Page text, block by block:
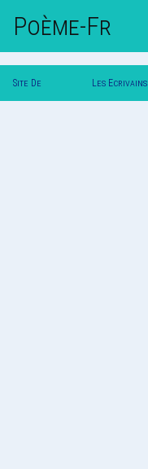
Poème-Fr
Site De Les Ecrivains